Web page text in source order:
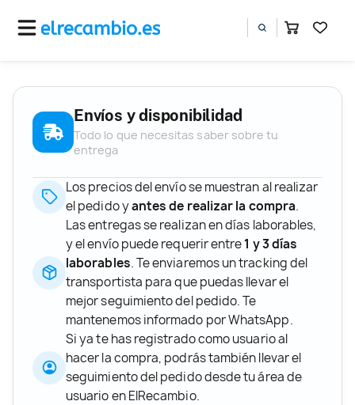
Envíos y disponibilidad
Todo lo que necesitas saber sobre tu
entrega
Los precios del envío se muestran al realizar
el pedido yantes de realizar la compra.
Las entregas se realizan en días laborables,
y el envío puede requerir entre1 y 3 días
laborables. Te enviaremos un tracking del
transportista para que puedas llevar el
mejor seguimiento del pedido. Te
mantenemos informado por WhatsApp.
Si ya te has registrado como usuario al
hacer la compra, podrás también llevar el
seguimiento del pedido desde tu área de
usuario en ElRecambio.